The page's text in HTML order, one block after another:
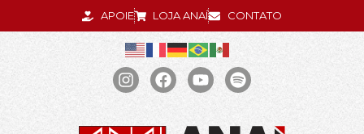
APOIE LOJA ANAÍ CONTATO